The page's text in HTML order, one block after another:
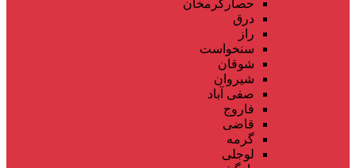
حصارگرمخان
درق
راز
سنخواست
شوقان
شیروان
صفی آباد
فاروج
قاضی
گرمه
لوجلی